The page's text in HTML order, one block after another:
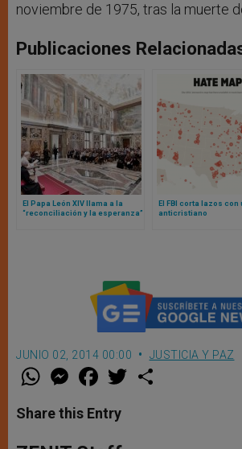
noviembre de 1975, tras la muerte
Publicaciones
El Papa León XIV llama a la
“reconciliación y la esperanza”
El FBI corta lazos con
anticristiano
JUNIO 02, 2014 00:00 JUSTICIA Y PAZ
W
t
s
M
e
s
e
F
a
e
b
w
Share this Entry